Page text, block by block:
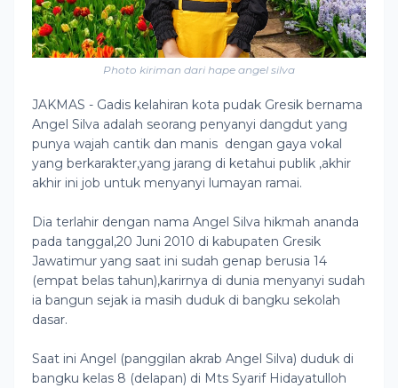
Photo kiriman dari hape angel silva
JAKMAS - Gadis kelahiran kota pudak Gresik bernama
Angel Silva adalah seorang penyanyi dangdut yang
punya wajah cantik dan manis dengan gaya vokal
yang berkarakter,yang jarang di ketahui publik ,akhir
akhir ini job untuk menyanyi lumayan ramai.
Dia terlahir dengan nama Angel Silva hikmah ananda
pada tanggal,20 Juni 2010 di kabupaten Gresik
Jawatimur yang saat ini sudah genap berusia 14
(empat belas tahun),karirnya di dunia menyanyi sudah
ia bangun sejak ia masih duduk di bangku sekolah
dasar.
Saat ini Angel (panggilan akrab Angel Silva) duduk di
bangku kelas 8 (delapan) di Mts Syarif Hidayatulloh